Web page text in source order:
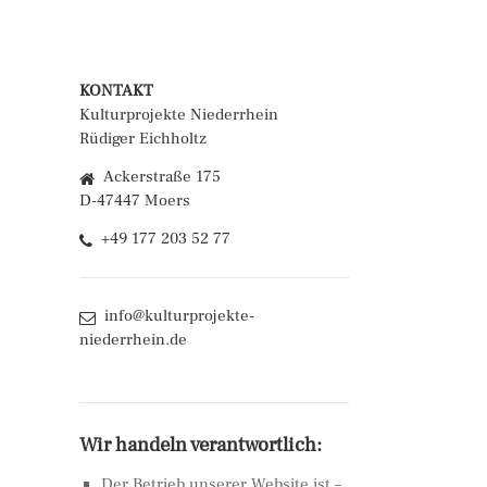
KONTAKT
Kulturprojekte Niederrhein
Rüdiger Eichholtz
Ackerstraße 175
D-47447 Moers
+49 177 203 52 77
info@kulturprojekte-
niederrhein.de
Wir handeln verantwortlich: